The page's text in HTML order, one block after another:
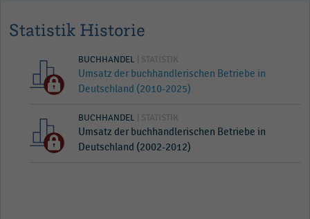
Statistik Historie
BUCHHANDEL | STATISTIK
Umsatz der buchhändlerischen Betriebe in
Deutschland (2010-2025)
BUCHHANDEL | STATISTIK
Umsatz der buchhändlerischen Betriebe in
Deutschland (2002-2012)